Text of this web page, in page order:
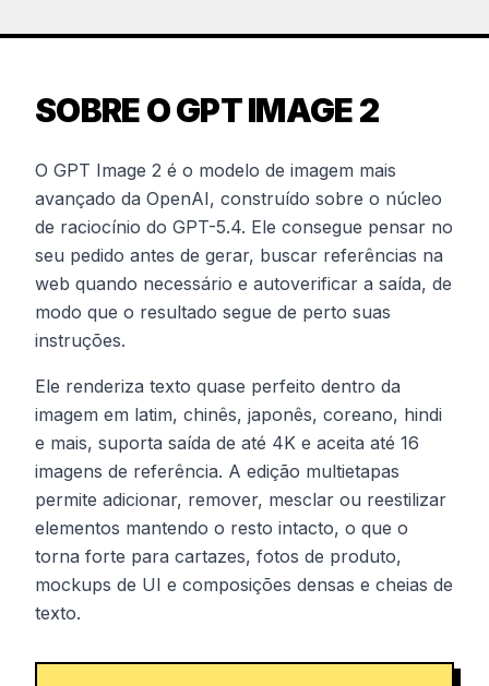
SOBRE O GPT IMAGE 2
O GPT Image 2 é o modelo de imagem mais
avançado da OpenAI, construído sobre o núcleo
de raciocínio do GPT-5.4. Ele consegue pensar no
seu pedido antes de gerar, buscar referências na
web quando necessário e autoverificar a saída, de
modo que o resultado segue de perto suas
instruções.
Ele renderiza texto quase perfeito dentro da
imagem em latim, chinês, japonês, coreano, hindi
e mais, suporta saída de até 4K e aceita até 16
imagens de referência. A edição multietapas
permite adicionar, remover, mesclar ou reestilizar
elementos mantendo o resto intacto, o que o
torna forte para cartazes, fotos de produto,
mockups de UI e composições densas e cheias de
texto.